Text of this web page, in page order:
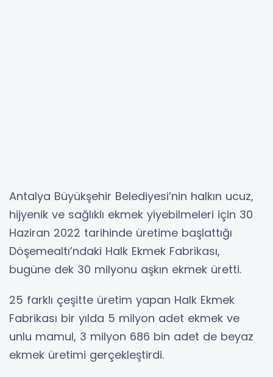
Antalya Büyükşehir Belediyesi’nin halkın ucuz,
hijyenik ve sağlıklı ekmek yiyebilmeleri için 30
Haziran 2022 tarihinde üretime başlattığı
Döşemealtı’ndaki Halk Ekmek Fabrikası,
bugüne dek 30 milyonu aşkın ekmek üretti.
25 farklı çeşitte üretim yapan Halk Ekmek
Fabrikası bir yılda 5 milyon adet ekmek ve
unlu mamul, 3 milyon 686 bin adet de beyaz
ekmek üretimi gerçekleştirdi.